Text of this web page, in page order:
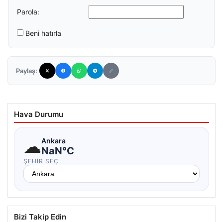
Parola:
Beni hatırla
Paylaş:
Hava Durumu
☁Ankara
NaN°C
ŞEHIR SEÇ
Bizi Takip Edin